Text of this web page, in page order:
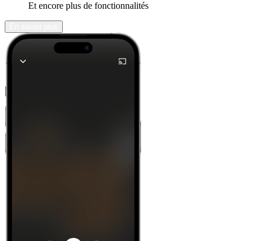
Et encore plus de fonctionnalités